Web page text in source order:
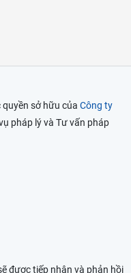
sở hữu của Công ty
pháp lý và Tư vấn pháp
được tiếp nhận và phản hồi